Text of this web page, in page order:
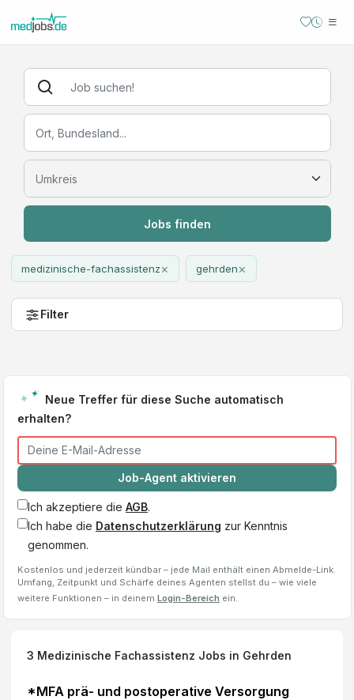
Jobs finden
medizinische-fachassistenz× gehrden×
Filter
Neue Treffer für diese Suche automatisch
erhalten?
Job-Agent aktivieren
Ich akzeptiere die AGB.
Ich habe die Datenschutzerklärung zur Kenntnis
genommen.
Kostenlos und jederzeit kündbar – jede Mail enthält einen Abmelde-Link.
Umfang, Zeitpunkt und Schärfe deines Agenten stellst du – wie viele
weitere Funktionen – in deinem Login-Bereich ein.
3 Medizinische Fachassistenz Jobs in Gehrden
*MFA prä- und postoperative Versorgung